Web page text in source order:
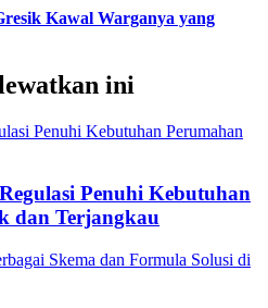
Kawal Warganya yang
ini
Penuhi Kebutuhan
dan Terjangkau